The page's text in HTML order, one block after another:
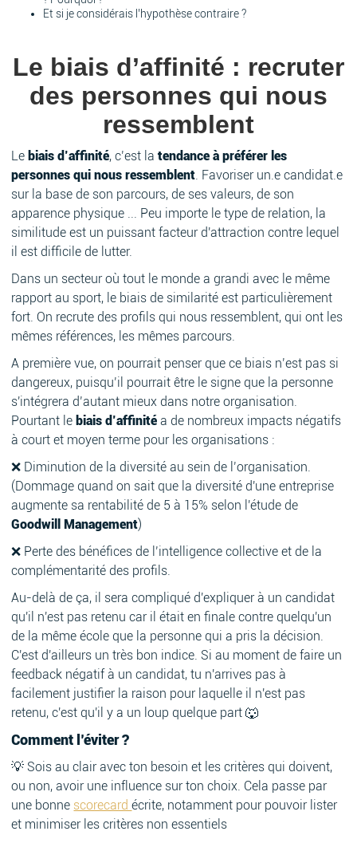
Et si je considérais l’hypothèse contraire ?
Le biais d’affinité : recruter
des personnes qui nous
ressemblent
Le biais d’affinité, c’est latendance à préférer les
personnes qui nous ressemblent. Favoriser un.e candidat.e
sur la base de son parcours, de ses valeurs, de son
apparence physique ... Peu importe le type de relation, la
similitude est un puissant facteur d'attraction contre lequel
il est difficile de lutter.
Dans un secteur où tout le monde a grandi avec le même
rapport au sport, le biais de similarité est particulièrement
fort. On recrute des profils qui nous ressemblent, qui ont les
mêmes références, les mêmes parcours.
A première vue, on pourrait penser que ce biais n’est pas si
dangereux, puisqu’il pourrait être le signe que la personne
s'intégrera d’autant mieux dans notre organisation.
Pourtant le biais d’affinité a de nombreux impacts négatifs
à court et moyen terme pour les organisations :
❌ Diminution de la diversité au sein de l’organisation.
(Dommage quand on sait que la diversité d'une entreprise
augmente sa rentabilité de 5 à 15% selon l'étude de
Goodwill Management)
❌ Perte des bénéfices de l’intelligence collective et de la
complémentarité des profils.
Au-delà de ça, il sera compliqué d'expliquer à un candidat
qu'il n'est pas retenu car il était en finale contre quelqu'un
de la même école que la personne qui a pris la décision.
C'est d'ailleurs un très bon indice. Si au moment de faire un
feedback négatif à un candidat, tu n'arrives pas à
facilement justifier la raison pour laquelle il n'est pas
retenu, c'est qu'il y a un loup quelque part 🐺
Comment l’éviter ?
💡 Sois au clair avec ton besoin et les critères qui doivent,
ou non, avoir une influence sur ton choix. Cela passe par
une bonne scorecardécrite, notamment pour pouvoir lister
et minimiser les critères non essentiels